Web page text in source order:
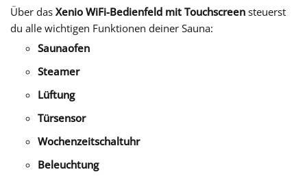
Über das Xenio WiFi-Bedienfeld mit Touchscreen steuerst
du alle wichtigen Funktionen deiner Sauna:
Saunaofen
Steamer
Lüftung
Türsensor
Wochenzeitschaltuhr
Beleuchtung